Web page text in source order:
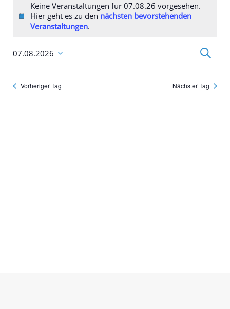
Hinweis
Keine Veranstaltungen für 07.08.26 vorgesehen.
Hier geht es zu den nächsten bevorstehenden
Veranstaltungen.
Suche
und
Suche
07.08.2026
wählen.
Vorheriger Tag Nächster Tag